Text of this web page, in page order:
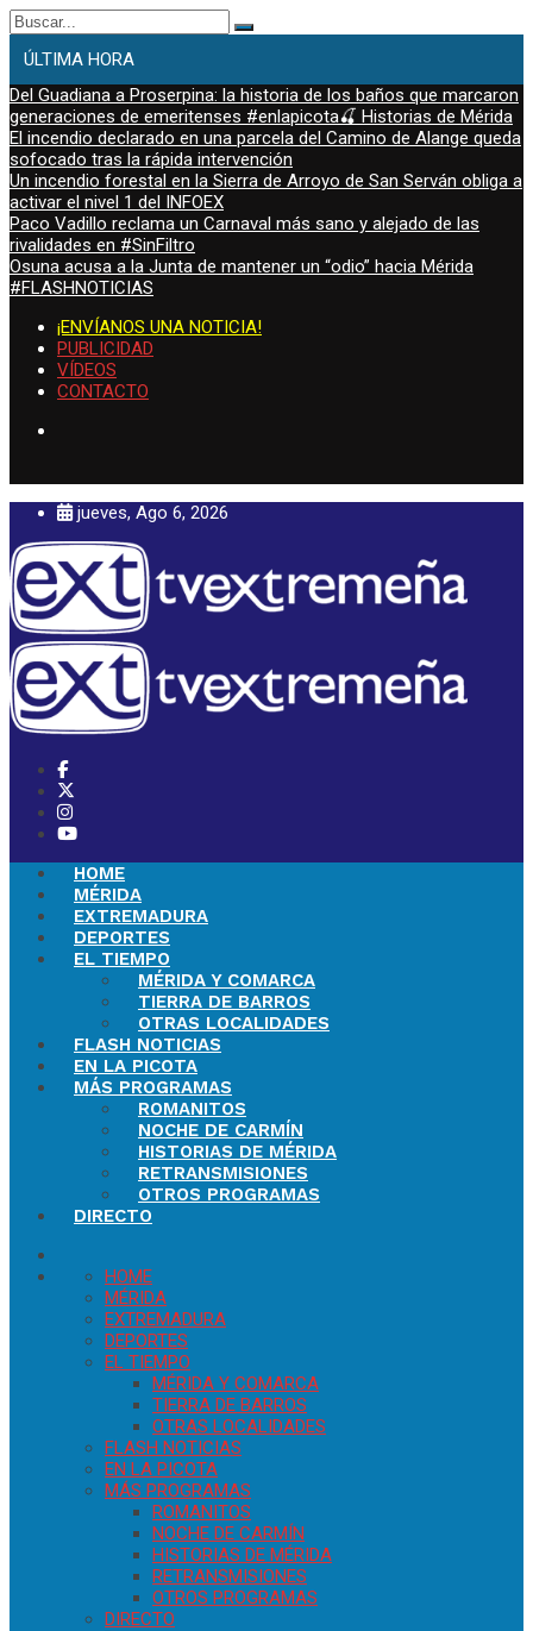
Buscar:
ÚLTIMA HORA
Del Guadiana a Proserpina: la historia de los baños que marcaron
generaciones de emeritenses #enlapicota🍒 Historias de Mérida
El incendio declarado en una parcela del Camino de Alange queda
sofocado tras la rápida intervención
Un incendio forestal en la Sierra de Arroyo de San Serván obliga a
activar el nivel 1 del INFOEX
Paco Vadillo reclama un Carnaval más sano y alejado de las
rivalidades en #SinFiltro
Osuna acusa a la Junta de mantener un “odio” hacia Mérida
#FLASHNOTICIAS
¡ENVÍANOS UNA NOTICIA!
PUBLICIDAD
VÍDEOS
CONTACTO
jueves, Ago 6, 2026
HOME
MÉRIDA
EXTREMADURA
DEPORTES
EL TIEMPO
MÉRIDA Y COMARCA
TIERRA DE BARROS
OTRAS LOCALIDADES
FLASH NOTICIAS
EN LA PICOTA
MÁS PROGRAMAS
ROMANITOS
NOCHE DE CARMÍN
HISTORIAS DE MÉRIDA
RETRANSMISIONES
OTROS PROGRAMAS
DIRECTO
HOME
MÉRIDA
EXTREMADURA
DEPORTES
EL TIEMPO
MÉRIDA Y COMARCA
TIERRA DE BARROS
OTRAS LOCALIDADES
FLASH NOTICIAS
EN LA PICOTA
MÁS PROGRAMAS
ROMANITOS
NOCHE DE CARMÍN
HISTORIAS DE MÉRIDA
RETRANSMISIONES
OTROS PROGRAMAS
DIRECTO